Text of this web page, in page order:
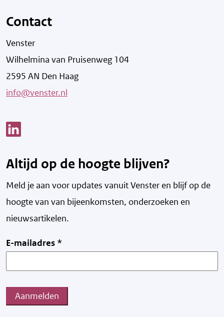
Contact
Venster
Wilhelmina van Pruisenweg 104
2595 AN Den Haag
info@venster.nl
Altijd op de hoogte blijven?
Meld je aan voor updates vanuit Venster en blijf op de
hoogte van van bijeenkomsten, onderzoeken en
nieuwsartikelen.
E-mailadres *
Aanmelden